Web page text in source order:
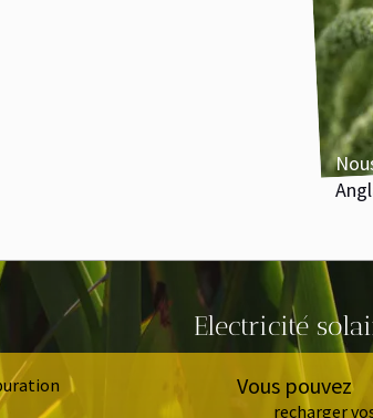
Nous
Electricité
Vous pouvez
recharger vos